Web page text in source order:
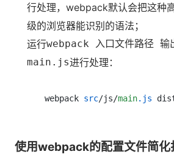
行处理，webpack默认会把这种
级的浏览器能识别的语法；
运行webpack 入口文件路径 输
main.js进行处理：
webpack src/js/main.js
使用webpack的配置文件简化